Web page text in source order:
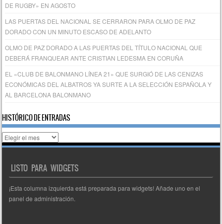
DE RUGBY» EN AGOSTO
LAS PUERTAS DEL NACIONAL SE CERRARON PARA OLMO DE PAZ
DORADO CON UN MINUTO ESCASO DE ADELANTO
OLMO DE PAZ DORADO A LAS PUERTAS DEL TÍTULO NACIONAL QUE
DEBERÁ FRANQUEAR ANTE CRISTIAN LEDESMA EN CORUÑA
EL «CLUB DE BALONMANO LÍNEA 21» QUE SURGIÓ DE LAS CENIZAS
ECONÓMICAS DEL ALBATROS YA SURTE A LA SELECCIÓN ESPAÑOLA Y
AL BARCELONA BALONMANO
HISTÓRICO DE ENTRADAS
Histórico
de
LISTO PARA WIDGETS
¡Esta columna izquierda está preparada para widgets! Añade uno en el
panel de administración.